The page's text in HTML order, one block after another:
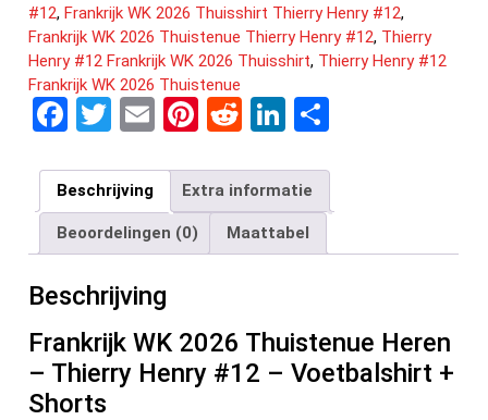
#12,Frankrijk WK 2026 Thuisshirt Thierry Henry #12,
Frankrijk WK 2026 Thuistenue Thierry Henry #12, Thierry
Henry #12 Frankrijk WK 2026 Thuisshirt, Thierry Henry #12
Frankrijk WK 2026 Thuistenue
F
ce
b
o
o
k
T
tt
er
E
ail
Pi
er
es
t
R
d
di
t
Li
ke
dI
n
e
n
Beschrijving Extra informatie
Beoordelingen (0) Maattabel
Beschrijving
Frankrijk WK 2026 Thuistenue Heren
– Thierry Henry #12 – Voetbalshirt +
Shorts